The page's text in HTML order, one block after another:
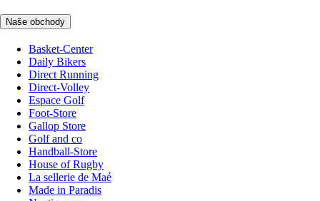
Naše obchody
Basket-Center
Daily Bikers
Direct Running
Direct-Volley
Espace Golf
Foot-Store
Gallop Store
Golf and co
Handball-Store
House of Rugby
La sellerie de Maé
Made in Paradis